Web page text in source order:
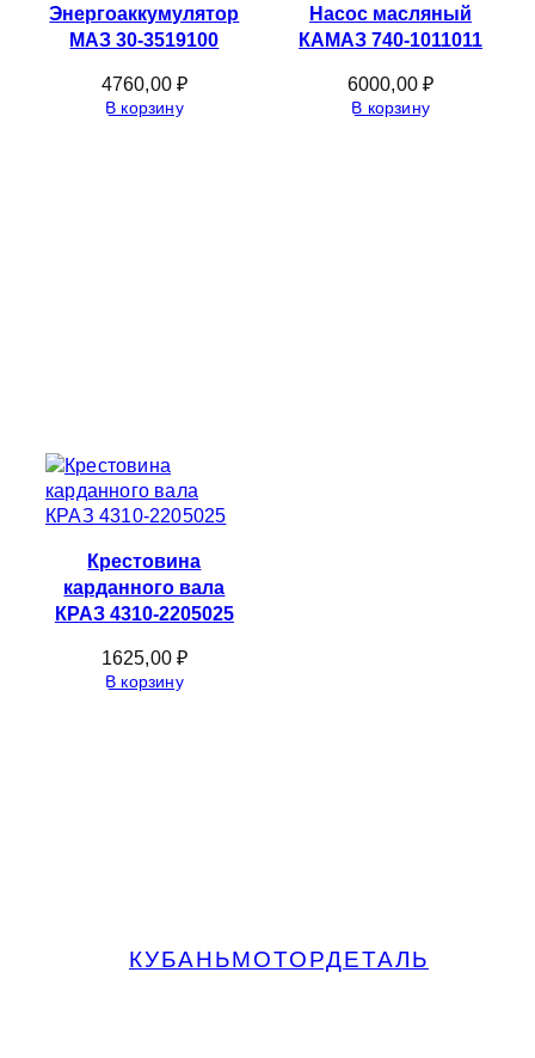
Энергоаккумулятор
МАЗ 30-3519100
4760,00₽
В корзину
Насос масляный
КАМАЗ 740-1011011
6000,00₽
В корзину
Крестовина
карданного вала
КРАЗ 4310-2205025
1625,00₽
В корзину
КУБАНЬМОТОРДЕТАЛЬ